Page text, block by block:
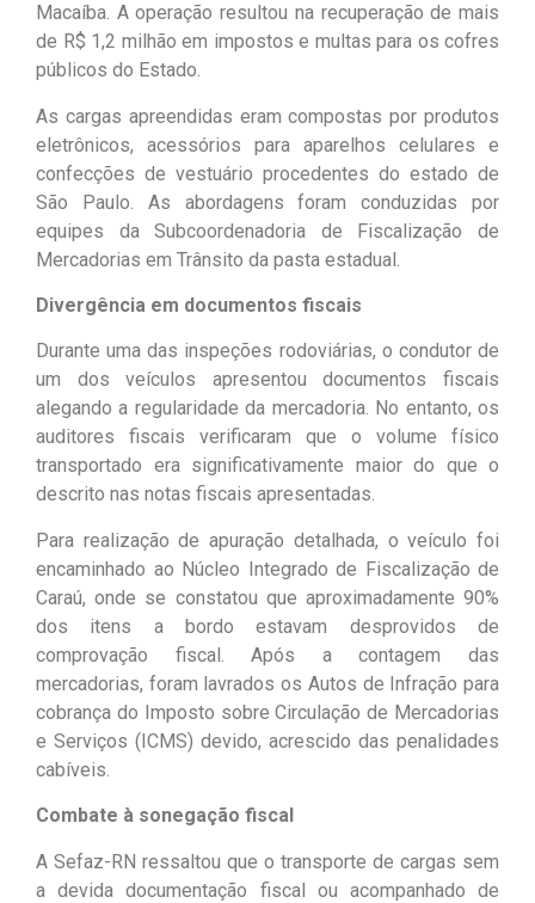
Macaíba. A operação resultou na recuperação de mais
de R$ 1,2 milhão em impostos e multas para os cofres
públicos do Estado.
As cargas apreendidas eram compostas por produtos
eletrônicos, acessórios para aparelhos celulares e
confecções de vestuário procedentes do estado de
São Paulo. As abordagens foram conduzidas por
equipes da Subcoordenadoria de Fiscalização de
Mercadorias em Trânsito da pasta estadual.
Divergência em documentos fiscais
Durante uma das inspeções rodoviárias, o condutor de
um dos veículos apresentou documentos fiscais
alegando a regularidade da mercadoria. No entanto, os
auditores fiscais verificaram que o volume físico
transportado era significativamente maior do que o
descrito nas notas fiscais apresentadas.
Para realização de apuração detalhada, o veículo foi
encaminhado ao Núcleo Integrado de Fiscalização de
Caraú, onde se constatou que aproximadamente 90%
dos itens a bordo estavam desprovidos de
comprovação fiscal. Após a contagem das
mercadorias, foram lavrados os Autos de Infração para
cobrança do Imposto sobre Circulação de Mercadorias
e Serviços (ICMS) devido, acrescido das penalidades
cabíveis.
Combate à sonegação fiscal
A Sefaz-RN ressaltou que o transporte de cargas sem
a devida documentação fiscal ou acompanhado de